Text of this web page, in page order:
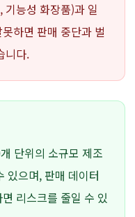
기능성 화장품)과 일
하면 판매 중단과 벌
니다.
단위의 소규모 제조
있으며, 판매 데이터
리스크를 줄일 수 있